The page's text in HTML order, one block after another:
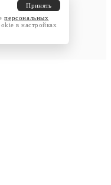
Принять
персональных
в настройках